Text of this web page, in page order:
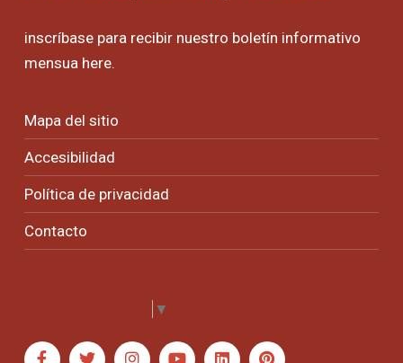
inscríbase para recibir nuestro boletín informativo
mensua here.
Mapa del sitio
Accesibilidad
Política de privacidad
Contacto
▼